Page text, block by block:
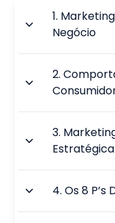
1.
Negócio
2.
3.
Estratégica
4.Os 8